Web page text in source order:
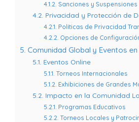
4.1.2. Sanciones y Suspensiones
4.2. Privacidad y Protección de
4.2.1. Políticas de Privacidad
4.2.2. Opciones de
5. Comunidad Global y Eventos
5.1. Eventos Online
5.1.1. Torneos Internacionales
5.1.2. Exhibiciones de Grandes
5.2. Impacto en la Comunidad
5.2.1. Programas Educativos
5.2.2. Torneos Locales y